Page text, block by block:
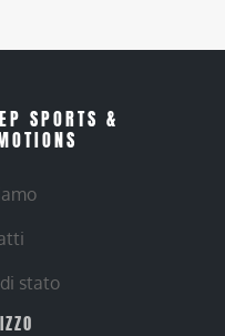
SPORTS &
stato